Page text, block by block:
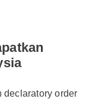
declaratory order